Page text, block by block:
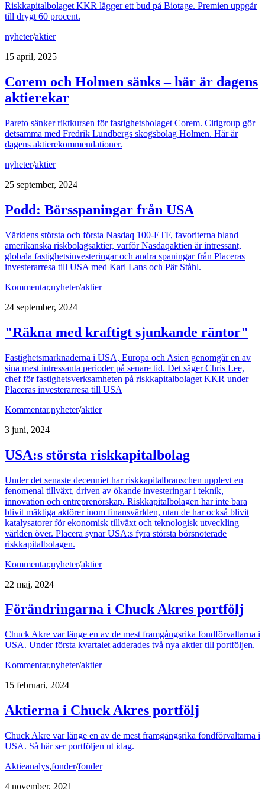
Riskkapitalbolaget KKR lägger ett bud på Biotage. Premien uppgår
till drygt 60 procent.
nyheter/aktier
15 april, 2025
Corem och Holmen sänks – här är dagens
aktierekar
Pareto sänker riktkursen för fastighetsbolaget Corem. Citigroup gör
detsamma med Fredrik Lundbergs skogsbolag Holmen. Här är
dagens aktierekommendationer.
nyheter/aktier
25 september, 2024
Podd: Börsspaningar från USA
Världens största och första Nasdaq 100-ETF, favoriterna bland
amerikanska riskbolagsaktier, varför Nasdaqaktien är intressant,
globala fastighetsinvesteringar och andra spaningar från Placeras
investerarresa till USA med Karl Lans och Pär Ståhl.
Kommentar,nyheter/aktier
24 september, 2024
"Räkna med kraftigt sjunkande räntor"
Fastighetsmarknaderna i USA, Europa och Asien genomgår en av
sina mest intressanta perioder på senare tid. Det säger Chris Lee,
chef för fastighetsverksamheten på riskkapitalbolaget KKR under
Placeras investerarresa till USA
Kommentar,nyheter/aktier
3 juni, 2024
USA:s största riskkapitalbolag
Under det senaste decenniet har riskkapitalbranschen upplevt en
fenomenal tillväxt, driven av ökande investeringar i teknik,
innovation och entreprenörskap. Riskkapitalbolagen har inte bara
blivit mäktiga aktörer inom finansvärlden, utan de har också blivit
katalysatorer för ekonomisk tillväxt och teknologisk utveckling
världen över. Placera synar USA:s fyra största börsnoterade
riskkapitalbolagen.
Kommentar,nyheter/aktier
22 maj, 2024
Förändringarna i Chuck Akres portfölj
Chuck Akre var länge en av de mest framgångsrika fondförvaltarna i
USA. Under första kvartalet adderades två nya aktier till portföljen.
Kommentar,nyheter/aktier
15 februari, 2024
Aktierna i Chuck Akres portfölj
Chuck Akre var länge en av de mest framgångsrika fondförvaltarna i
USA. Så här ser portföljen ut idag.
Aktieanalys,fonder/fonder
4 november, 2021